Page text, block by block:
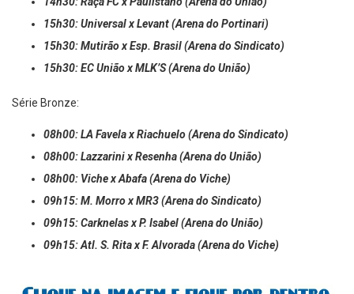
14h30: Raça FC x Paulistano (Arena do União)
15h30: Universal x Levant (Arena do Portinari)
15h30: Mutirão x Esp. Brasil (Arena do Sindicato)
15h30: EC União x MLK’S (Arena do União)
Série Bronze:
08h00: LA Favela x Riachuelo (Arena do Sindicato)
08h00: Lazzarini x Resenha (Arena do União)
08h00: Viche x Abafa (Arena do Viche)
09h15: M. Morro x MR3 (Arena do Sindicato)
09h15: Carknelas x P. Isabel (Arena do União)
09h15: Atl. S. Rita x F. Alvorada (Arena do Viche)